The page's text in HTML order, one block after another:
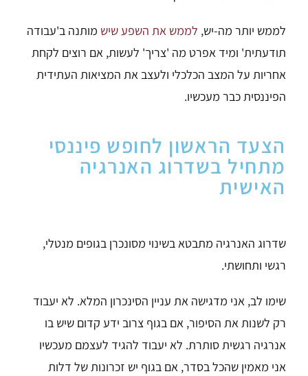
לממש יותר מה-יש, לממש את השפע שיש מותנה ב'עבודה
תודעתית' ומיד אפרט מה 'צריך' לעשות, אם רוצים לקחת
אחריות על המצב הכלכלי ולעצב את המציאות העתידית
הפיננסית כבר מעכשיו.
הצעד הראשון לחופש פיננסי
מתחיל בשדרוג האנרגיה
האישית
שדרוג האנרגיה מתבטא בשינוי מסונכרן בגופים מנטלי,
רגשי ותחושתי.
שימו לב, אני מדגישה את עניין הסינכרון המלא. לא יעבוד
רק לשנות את הסיפור, אם בגוף צרוב ידע קדום שיש בו
אנרגיה רגשית סותרת. לא יעבוד להגיד לעצמם מעכשיו
אני מאמין שהכל בסדר, אם בגוף יש זכרונות של דלות